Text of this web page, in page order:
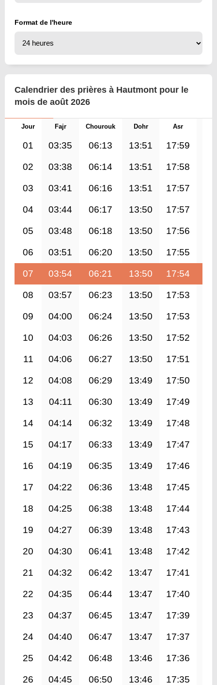
Format de l'heure
Calendrier des prières à Hautmont pour le
mois de août 2026
Jour Fajr Chourouk Dohr Asr
01 03:35 06:13 13:51 17:59
02 03:38 06:14 13:51 17:58
03 03:41 06:16 13:51 17:57
04 03:44 06:17 13:50 17:57
05 03:48 06:18 13:50 17:56
06 03:51 06:20 13:50 17:55
07 03:54 06:21 13:50 17:54
08 03:57 06:23 13:50 17:53
09 04:00 06:24 13:50 17:53
10 04:03 06:26 13:50 17:52
11 04:06 06:27 13:50 17:51
12 04:08 06:29 13:49 17:50
13 04:11 06:30 13:49 17:49
14 04:14 06:32 13:49 17:48
15 04:17 06:33 13:49 17:47
16 04:19 06:35 13:49 17:46
17 04:22 06:36 13:48 17:45
18 04:25 06:38 13:48 17:44
19 04:27 06:39 13:48 17:43
20 04:30 06:41 13:48 17:42
21 04:32 06:42 13:47 17:41
22 04:35 06:44 13:47 17:40
23 04:37 06:45 13:47 17:39
24 04:40 06:47 13:47 17:37
25 04:42 06:48 13:46 17:36
26 04:45 06:50 13:46 17:35